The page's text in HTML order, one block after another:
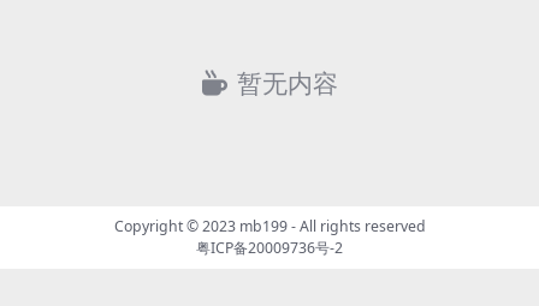
暂无内容
Copyright © 2023 mb199- All rights reserved
粤ICP备20009736号-2